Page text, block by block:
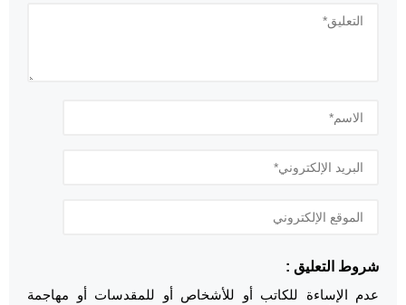
شروط التعليق :
عدم الإساءة للكاتب أو للأشخاص أو للمقدسات أو مهاجمة